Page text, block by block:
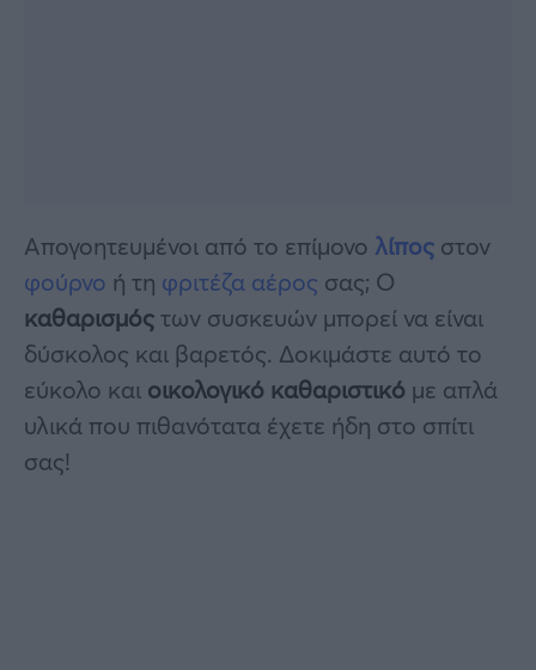
Απογοητευμένοι από το επίμονο λίπος στον
φούρνο ή τη φριτέζα αέρος σας; Ο
καθαρισμόςτων συσκευών μπορεί να είναι
δύσκολος και βαρετός. Δοκιμάστε αυτό το
εύκολο και οικολογικό καθαριστικό με απλά
υλικά που πιθανότατα έχετε ήδη στο σπίτι
σας!